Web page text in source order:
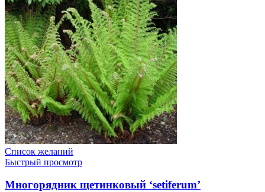
Список желаний
Быстрый просмотр
Многорядник щетинковый ‘setiferum’